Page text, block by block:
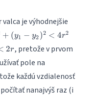
je výhodnejšie
+ (y1 − y2 )2 < 4r2
2r, pretože v prvom
pole na
každú vzdialenosť
nanajvýš raz (i